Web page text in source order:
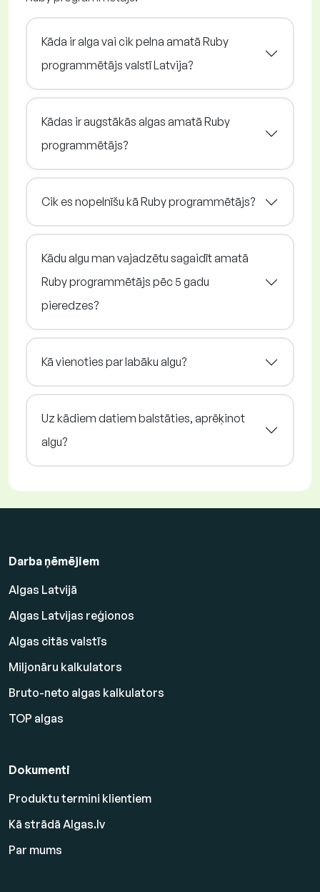
Kāda ir alga vai cik pelna amatā Ruby
programmētājs valstī Latvija?
Kādas ir augstākās algas amatā Ruby
programmētājs?
Cik es nopelnīšu kā Ruby programmētājs?
Kādu algu man vajadzētu sagaidīt amatā
Ruby programmētājs pēc 5 gadu
pieredzes?
Kā vienoties par labāku algu?
Uz kādiem datiem balstāties, aprēķinot
algu?
Darba ņēmējiem
Algas Latvijā
Algas Latvijas reģionos
Algas citās valstīs
Miljonāru kalkulators
Bruto-neto algas kalkulators
TOP algas
Dokumenti
Produktu termini klientiem
Kā strādā Algas.lv
Par mums